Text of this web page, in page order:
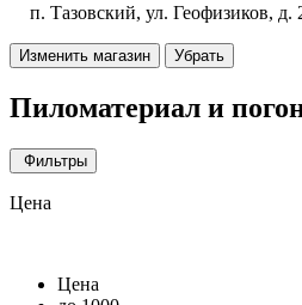
п. Тазовский, ул. Геофизиков, д.
Изменить магазин Убрать
Пиломатериал и
Фильтры
Цена
Цена